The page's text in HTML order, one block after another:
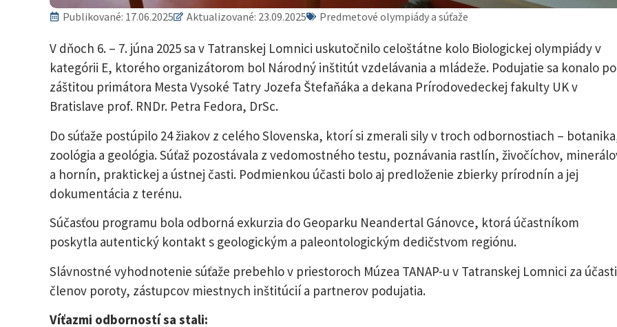
Publikované: 17.06.2025 Aktualizované: 23.09.2025 Predmetové olympiády a súťaže
V dňoch 6. – 7. júna 2025 sa v Tatranskej Lomnici uskutočnilo celoštátne kolo Biologickej olympiády v
kategórii E, ktorého organizátorom bol Národný inštitút vzdelávania a mládeže. Podujatie sa konalo
záštitou primátora Mesta Vysoké Tatry Jozefa Štefaňáka a dekana Prírodovedeckej fakulty UK v
Bratislave prof. RNDr. Petra Fedora, DrSc.
Do súťaže postúpilo 24 žiakov z celého Slovenska, ktorí si zmerali sily v troch odbornostiach –
zoológia a geológia. Súťaž pozostávala z vedomostného testu, poznávania rastlín, živočíchov,
a hornín, praktickej a ústnej časti. Podmienkou účasti bolo aj predloženie zbierky prírodnín a jej
dokumentácia z terénu.
Súčasťou programu bola odborná exkurzia do Geoparku Neandertal Gánovce, ktorá účastníkom
poskytla autentický kontakt s geologickým a paleontologickým dedičstvom regiónu.
Slávnostné vyhodnotenie súťaže prebehlo v priestoroch Múzea TANAP-u v Tatranskej Lomnici za účasti
členov poroty, zástupcov miestnych inštitúcií a partnerov podujatia.
Víťazmi odborností sa stali: